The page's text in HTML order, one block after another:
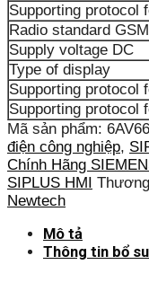
Supporting protocol
Radio standard GSM
Supply voltage DC
Type of display
Supporting protocol
Supporting protocol
Mã sản phẩm:
điện công nghiệp,
Chính Hãng
SIPLUS HMI
Newtech
Mô tả
Thông tin bổ